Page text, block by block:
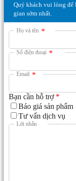
Quý khách vui lòng
gian sớm nhất.
Họ và tên *
Số điện thoại *
Email *
Bạn cần hỗ trợ *
Báo giá sản phẩm
Tư vấn dịch vụ
Lời nhắn